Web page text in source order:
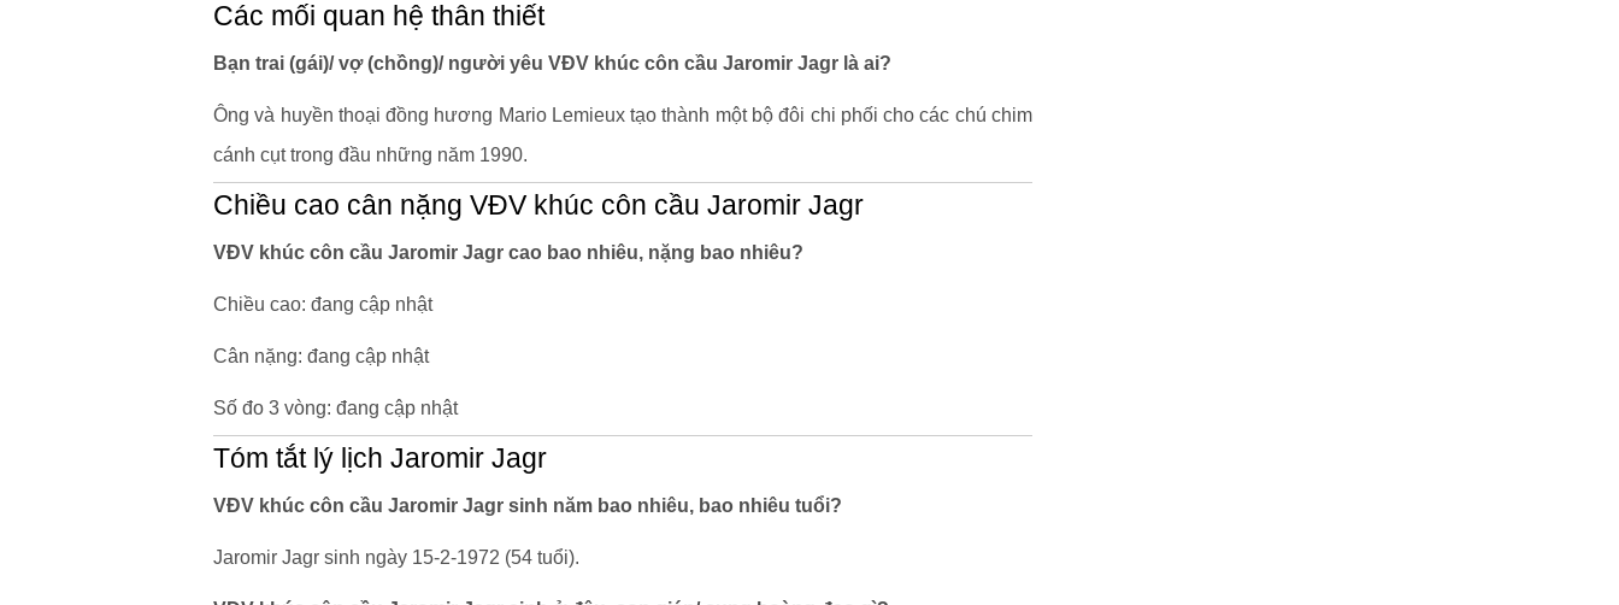
Các mối quan hệ thân thiết
Bạn trai (gái)/ vợ (chồng)/ người yêu VĐV khúc côn cầu Jaromir Jagr là ai?
Ông và huyền thoại đồng hương Mario Lemieux tạo thành một bộ đôi chi phối cho các chú chim
cánh cụt trong đầu những năm 1990.
Chiều cao cân nặng VĐV khúc côn cầu Jaromir Jagr
VĐV khúc côn cầu Jaromir Jagr cao bao nhiêu, nặng bao nhiêu?
Chiều cao: đang cập nhật
Cân nặng: đang cập nhật
Số đo 3 vòng: đang cập nhật
Tóm tắt lý lịch Jaromir Jagr
VĐV khúc côn cầu Jaromir Jagr sinh năm bao nhiêu, bao nhiêu tuổi?
Jaromir Jagr sinh ngày 15-2-1972 (54 tuổi).